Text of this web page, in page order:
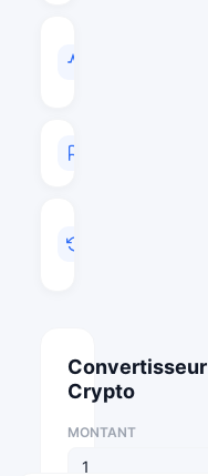
Convertisseur
Crypto
MONTANT